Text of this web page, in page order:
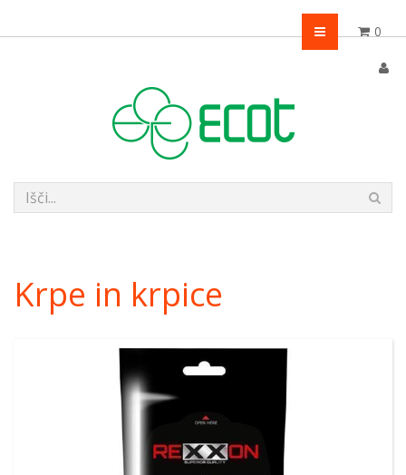
0
Krpe in krpice